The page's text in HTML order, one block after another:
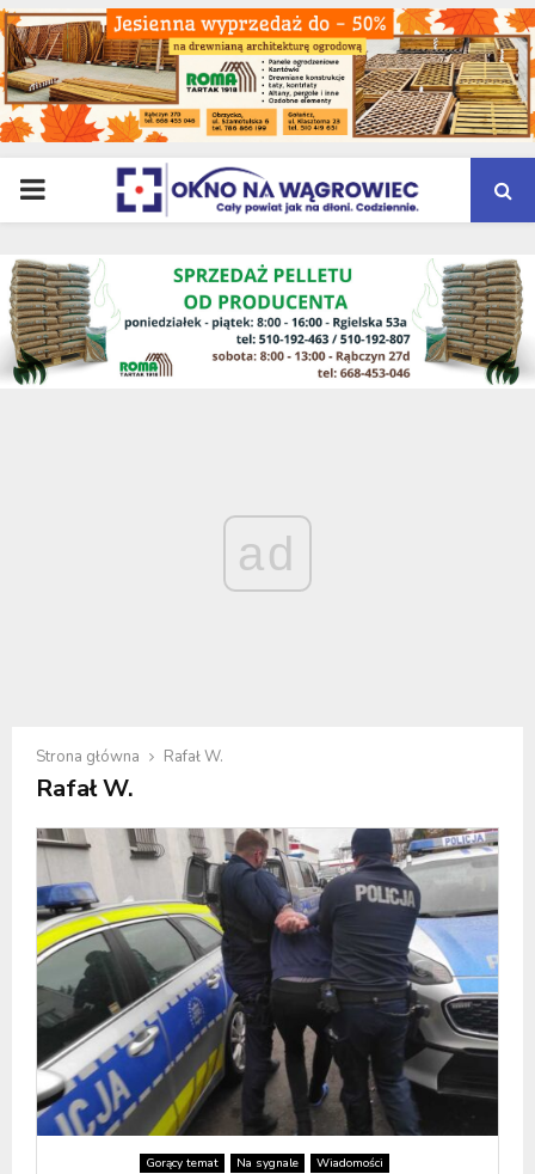
PRIMARY
MENU
ad
Strona główna Rafał W.
Rafał W.
Gorący temat Na sygnale Wiadomości